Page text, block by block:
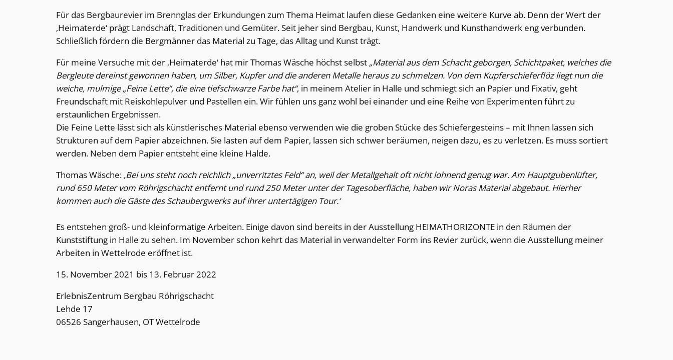
Für das Bergbaurevier im Brennglas der Erkundungen zum Thema Heimat laufen diese Gedanken eine weitere Kurve ab. Denn der Wert der
‚Heimaterde‘ prägt Landschaft, Traditionen und Gemüter. Seit jeher sind Bergbau, Kunst, Handwerk und Kunsthandwerk eng verbunden.
Schließlich fördern die Bergmänner das Material zu Tage, das Alltag und Kunst trägt.
Für meine Versuche mit der ‚Heimaterde‘ hat mir Thomas Wäsche höchst selbst „Material aus dem Schacht geborgen, Schichtpaket, welches die
Bergleute dereinst gewonnen haben, um Silber, Kupfer und die anderen Metalle heraus zu schmelzen. Von dem Kupferschieferflöz liegt nun die
weiche, mulmige „Feine Lette“, die eine tiefschwarze Farbe hat“, in meinem Atelier in Halle und schmiegt sich an Papier und Fixativ, geht
Freundschaft mit Reiskohlepulver und Pastellen ein. Wir fühlen uns ganz wohl bei einander und eine Reihe von Experimenten führt zu
erstaunlichen Ergebnissen.
Die Feine Lette lässt sich als künstlerisches Material ebenso verwenden wie die groben Stücke des Schiefergesteins – mit Ihnen lassen sich
Strukturen auf dem Papier abzeichnen. Sie lasten auf dem Papier, lassen sich schwer beräumen, neigen dazu, es zu verletzen. Es muss sortiert
werden. Neben dem Papier entsteht eine kleine Halde.
Thomas Wäsche: ‚Bei uns steht noch reichlich „unverritztes Feld“ an, weil der Metallgehalt oft nicht lohnend genug war. Am Hauptgubenlüfter,
rund 650 Meter vom Röhrigschacht entfernt und rund 250 Meter unter der Tagesoberfläche, haben wir Noras Material abgebaut. Hierher
kommen auch die Gäste des Schaubergwerks auf ihrer untertägigen Tour.‘
Es entstehen groß- und kleinformatige Arbeiten. Einige davon sind bereits in der Ausstellung HEIMATHORIZONTE in den Räumen der
Kunststiftung in Halle zu sehen. Im November schon kehrt das Material in verwandelter Form ins Revier zurück, wenn die Ausstellung meiner
Arbeiten in Wettelrode eröffnet ist.
15. November 2021 bis 13. Februar 2022
ErlebnisZentrum Bergbau Röhrigschacht
Lehde 17
06526 Sangerhausen, OT Wettelrode